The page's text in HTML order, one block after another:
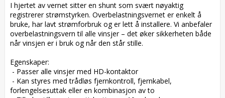
I hjertet av vernet sitter en shunt som svært nøyaktig
registrerer strømstyrken. Overbelastningsvernet er enkelt å
bruke, har lavt strømforbruk og er lett å installere. Vi anbefaler
overbelastningsvern til alle vinsjer – det øker sikkerheten både
når vinsjen er i bruk og når den står stille.
Egenskaper:
forlengelsesuttak eller en kombinasjon av to